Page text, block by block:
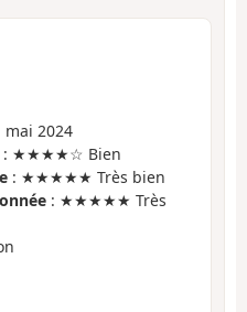
mai 2024
: ★★★★☆ Bien
: ★★★★★ Très bien
: ★★★★★ Très